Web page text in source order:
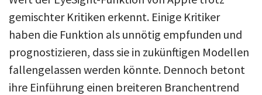
gemischter Kritiken erkennt. Einige Kritiker
haben die Funktion als unnötig empfunden und
prognostizieren, dass sie in zukünftigen Modellen
fallengelassen werden könnte. Dennoch betont
ihre Einführung einen breiteren Branchentrend